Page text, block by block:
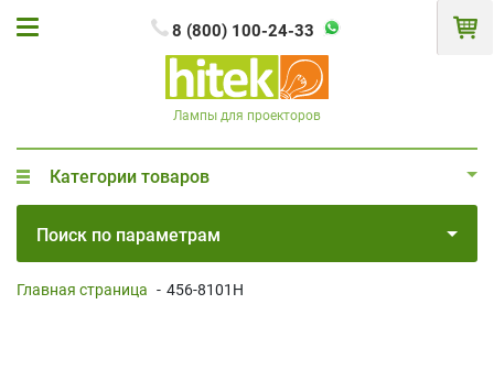
8 (800) 100-24-33
Лампы для проекторов
Категории товаров
Поиск по параметрам
Главная страница - 456-8101H